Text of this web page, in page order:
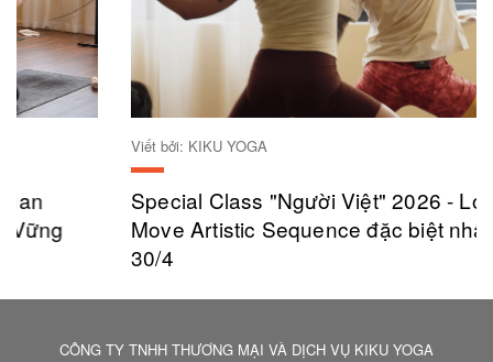
Viết bởi: KIKU YOGA
Special Class "Người Việt" 2026 - Lớp Yoga
Move Artistic Sequence đặc biệt nhân ngày
CÔNG TY TNHH THƯƠNG MẠI VÀ DỊCH VỤ KIKU YOGA